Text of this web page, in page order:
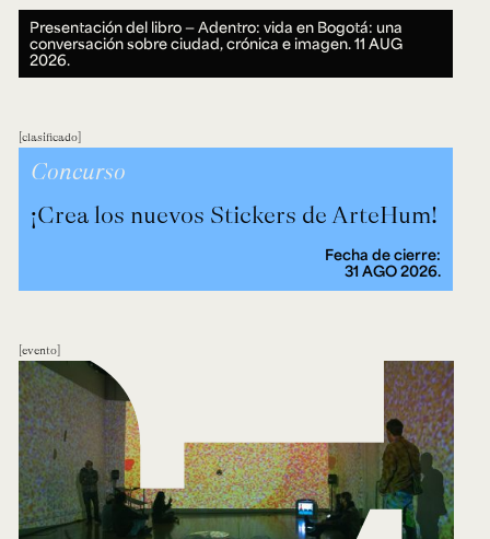
Presentación del libro — Adentro: vida en Bogotá: una
conversación sobre ciudad, crónica e imagen.11 AUG
2026.
clasificado
Concurso
¡Crea los nuevos Stickers de ArteHum!
Fecha de cierre:
31 AGO 2026.
evento